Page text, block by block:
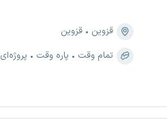
قزوین
قزوین
تمام وقت
پاره وقت پروژه‌ای